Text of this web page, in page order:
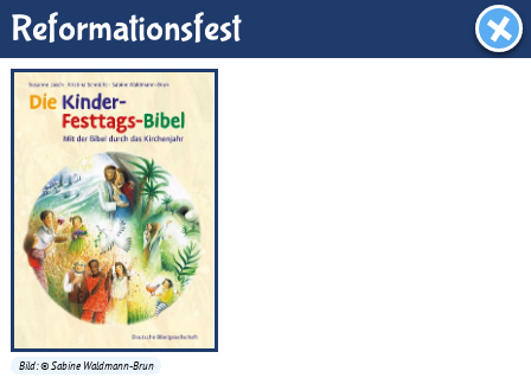
Küsterwerkstatt
Reformationsfest
Bild: © Sabine Waldmann-Brun